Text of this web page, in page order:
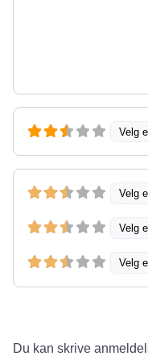
Velg
Velg
Velg
Velg
Du kan skrive